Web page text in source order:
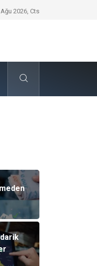
Boyama Seti ile Evinizde
2026, Cts